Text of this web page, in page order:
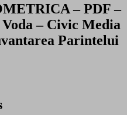
– PDF –
– Civic Media
Parintelui